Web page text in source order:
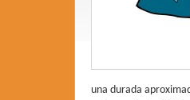
una durada